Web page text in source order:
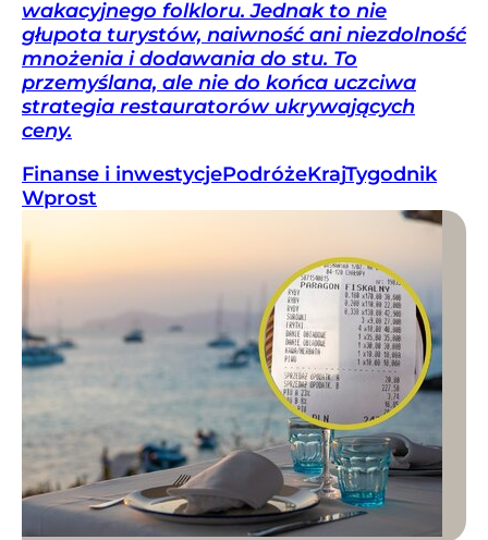
wakacyjnego folkloru. Jednak to nie
głupota turystów, naiwność ani niezdolność
mnożenia i dodawania do stu. To
przemyślana, ale nie do końca uczciwa
strategia restauratorów ukrywających
ceny.
Finanse i inwestycjePodróżeKrajTygodnik
Wprost